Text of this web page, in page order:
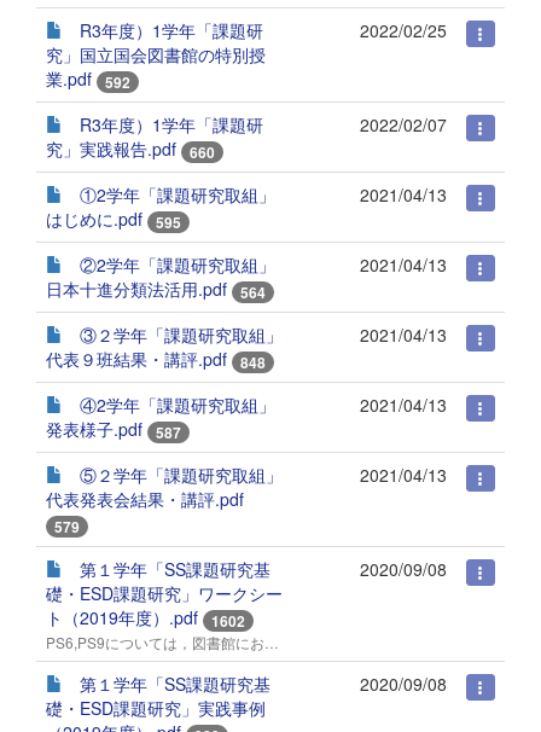
R3年度）1学年「課題研
究」国立国会図書館の特別授
業.pdf
592
2022/02/25
R3年度）1学年「課題研
究」実践報告.pdf
660
2022/02/07
①2学年「課題研究取組」
はじめに.pdf
595
2021/04/13
②2学年「課題研究取組」
日本十進分類法活用.pdf
564
2021/04/13
③２学年「課題研究取組」
代表９班結果・講評.pdf
848
2021/04/13
④2学年「課題研究取組」
発表様子.pdf
587
2021/04/13
⑤２学年「課題研究取組」
代表発表会結果・講評.pdf
579
2021/04/13
第１学年「SS課題研究基
礎・ESD課題研究」ワークシー
ト（2019年度）.pdf
1602
2020/09/08
第１学年「SS課題研究基
礎・ESD課題研究」実践事例
2020/09/08